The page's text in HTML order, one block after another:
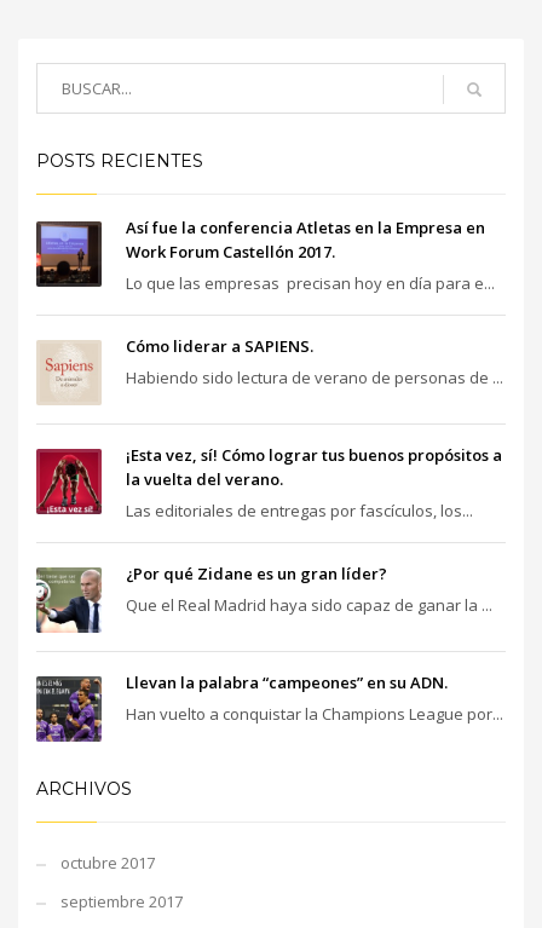
POSTS RECIENTES
Así fue la conferencia Atletas en la Empresa en
Work Forum Castellón 2017.
Lo que las empresas precisan hoy en día para e...
Cómo liderar a SAPIENS.
Habiendo sido lectura de verano de personas de ...
¡Esta vez, sí! Cómo lograr tus buenos propósitos a
la vuelta del verano.
Las editoriales de entregas por fascículos, los...
¿Por qué Zidane es un gran líder?
Que el Real Madrid haya sido capaz de ganar la ...
Llevan la palabra “campeones” en su ADN.
Han vuelto a conquistar la Champions League por...
ARCHIVOS
octubre 2017
septiembre 2017